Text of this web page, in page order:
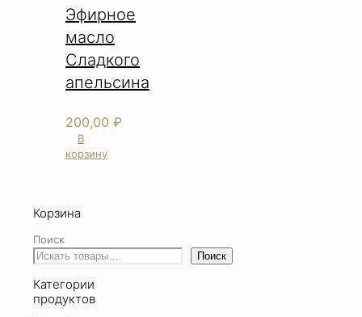
Эфирное
масло
Сладкого
апельсина
200,00 ₽
В
корзину
Корзина
Поиск
Поиск
Категории
продуктов